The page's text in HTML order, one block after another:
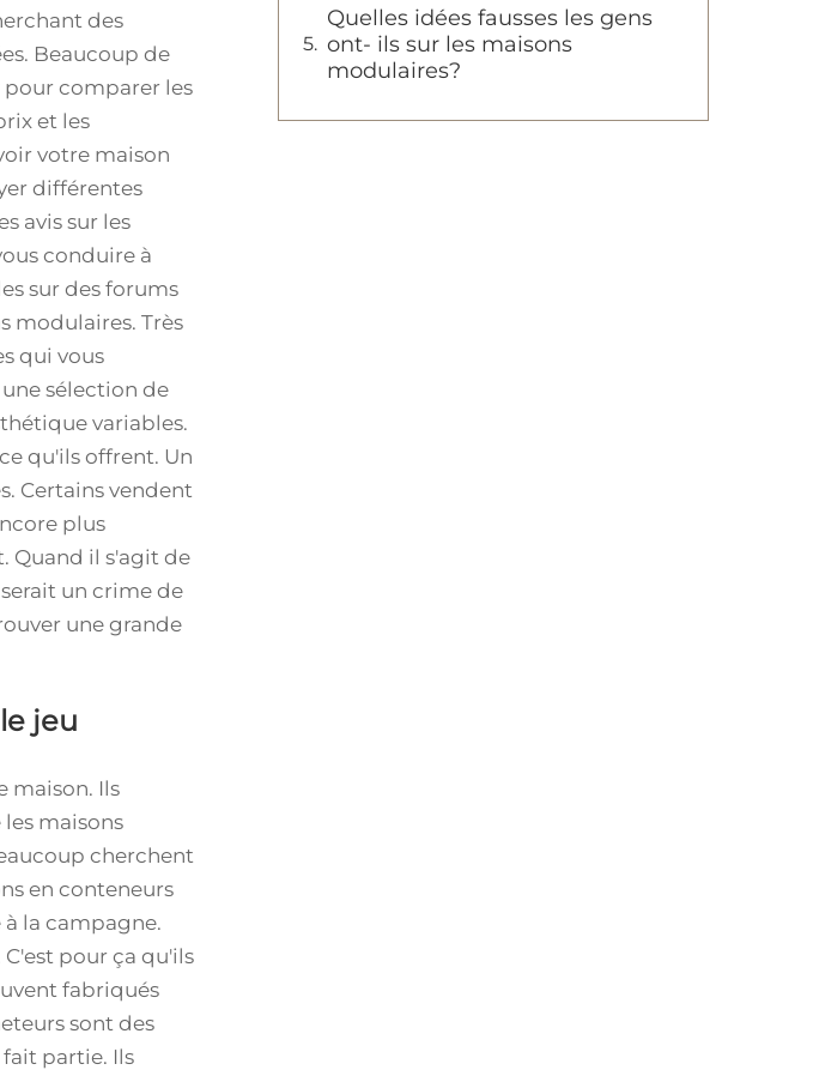
des
Beaucoup de
pour comparer les
et les
votre maison
différentes
avis sur les
conduire à
sur des forums
modulaires. Très
qui vous
sélection de
variables.
qu'ils offrent. Un
Certains vendent
plus
Quand il s'agit de
un crime de
une grande
jeu
maison. Ils
maisons
cherchent
en conteneurs
la campagne.
pour ça qu'ils
fabriqués
sont des
partie. Ils
Quelles idées fausses les gens
ont- ils sur les maisons
modulaires?